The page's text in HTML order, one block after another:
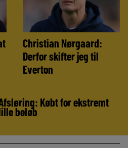
Christian Nørgaard:
Derfor skifter jeg til
Everton
Købt for ekstremt
beløb